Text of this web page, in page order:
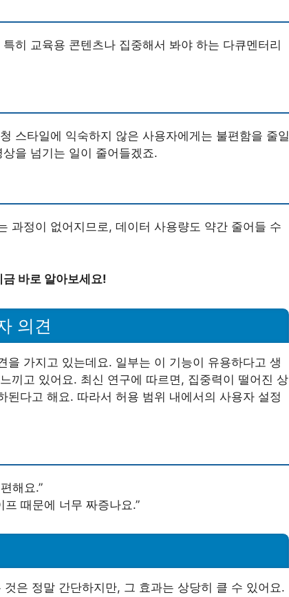
히 교육용 콘텐츠나 집중해서 봐야 하는 다큐멘터리
스타일에 익숙하지 않은 사용자에게는 불편함을 줄일
을 넘기는 일이 줄어들겠죠.
과정이 없어지므로, 데이터 사용량도 약간 줄어들 수
바로 알아보세요!
의견
을 가지고 있는데요. 일부는 이 기능이 유용하다고 생
끼고 있어요. 최신 연구에 따르면, 집중력이 떨어진 상
된다고 해요. 따라서 허용 범위 내에서의 사용자 설정
해요.”
때문에 너무 짜증나요.”
은 정말 간단하지만, 그 효과는 상당히 클 수 있어요.